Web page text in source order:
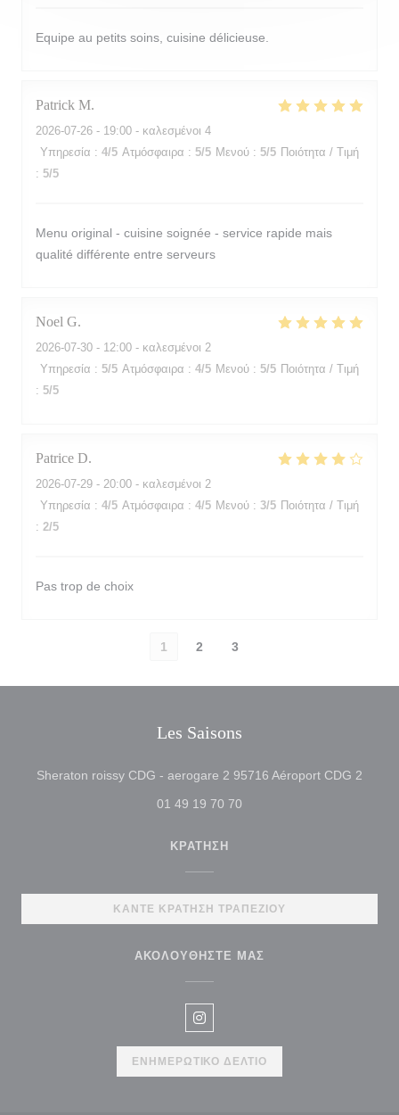
Equipe au petits soins, cuisine délicieuse.
Patrick M
2026-07-26 - 19:00 - καλεσμένοι 4
Υπηρεσία : 4/5 Ατμόσφαιρα : 5/5 Μενού : 5/5 Ποιότητα / Τιμή
: 5/5
Menu original - cuisine soignée - service rapide mais
qualité différente entre serveurs
Noel G
2026-07-30 - 12:00 - καλεσμένοι 2
Υπηρεσία : 5/5 Ατμόσφαιρα : 4/5 Μενού : 5/5 Ποιότητα / Τιμή
: 5/5
Patrice D
2026-07-29 - 20:00 - καλεσμένοι 2
Υπηρεσία : 4/5 Ατμόσφαιρα : 4/5 Μενού : 3/5 Ποιότητα / Τιμή
: 2/5
Pas trop de choix
1 2 3
Les Saisons
Sheraton roissy CDG - aerogare 2 95716 Aéroport CDG 2
01 49 19 70 70
ΚΡΆΤΗΣΗ
ΚΆΝΤΕ ΚΡΆΤΗΣΗ ΤΡΑΠΕΖΙΟΎ
ΑΚΟΛΟΥΘΉΣΤΕ ΜΑΣ
Instagram ((ανοίγει σε νέο
ΕΝΗΜΕΡΩΤΙΚΌ ΔΕΛΤΊΟ